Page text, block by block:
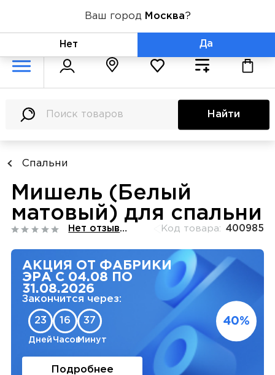
+7 (800) 775-71-06
Найти
Спальни
Мишель (Белый
матовый) для спальни
Код товара: 400985
Нет отзывов
40%
АКЦИЯ ОТ ФАБРИКИ
ЭРА С 04.08 ПО
31.08.2026
Закончится через:
23 16 37
Дней ЧасовМинут
Подробнее
Ваш город Москва?
Нет Да